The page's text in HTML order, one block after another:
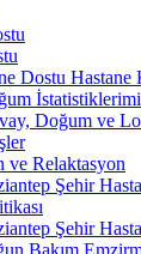
Dostu Hastane
Doğum ve
ve Relaktasyon
Şehir
Şehir
Bakım